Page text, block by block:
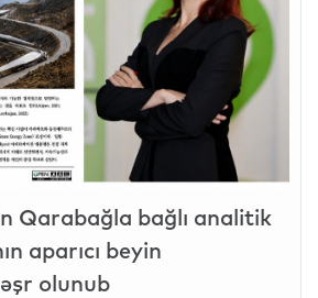
Qarabağla bağlı analitik
aparıcı beyin
olunub